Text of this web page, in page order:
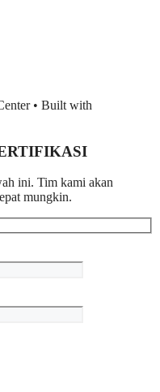
• Built with
ini. Tim kami akan
mungkin.